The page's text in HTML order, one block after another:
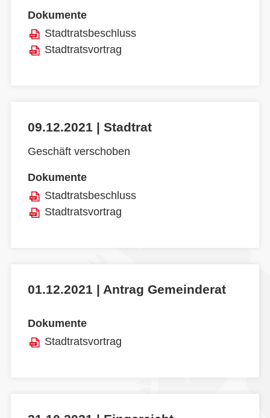
Dokumente
Stadtratsbeschluss
Stadtratsvortrag
09.12.2021 | Stadtrat
Geschäft verschoben
Dokumente
Stadtratsbeschluss
Stadtratsvortrag
01.12.2021 | Antrag Gemeinderat
Dokumente
Stadtratsvortrag